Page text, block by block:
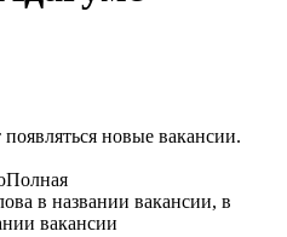
новые вакансии.
Полная
в названии вакансии, в
вакансии